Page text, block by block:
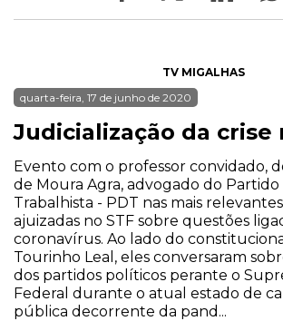
TV MIGALHAS
quarta-feira, 17 de junho de 2020
Judicialização da crise
Evento com o professor convidado,
de Moura Agra, advogado do
Trabalhista - PDT nas mais
ajuizadas no STF sobre questões
coronavírus. Ao lado do
Tourinho Leal, eles conversaram
dos partidos políticos perante o
Federal durante o atual estado de
pública decorrente da pand...